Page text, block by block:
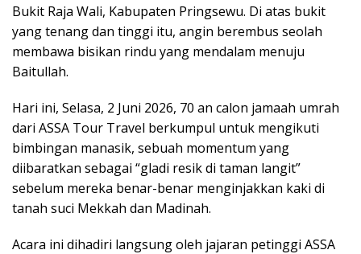
Bukit Raja Wali, Kabupaten Pringsewu. Di atas bukit
yang tenang dan tinggi itu, angin berembus seolah
membawa bisikan rindu yang mendalam menuju
Baitullah.
Hari ini, Selasa, 2 Juni 2026, 70 an calon jamaah umrah
dari ASSA Tour Travel berkumpul untuk mengikuti
bimbingan manasik, sebuah momentum yang
diibaratkan sebagai “gladi resik di taman langit”
sebelum mereka benar-benar menginjakkan kaki di
tanah suci Mekkah dan Madinah.
Acara ini dihadiri langsung oleh jajaran petinggi ASSA